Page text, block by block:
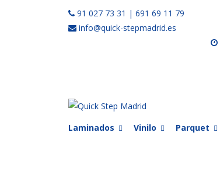
91 027 73 31 | 691 69 11 79
info@quick-stepmadrid.es
Laminados Vinilo Parquet